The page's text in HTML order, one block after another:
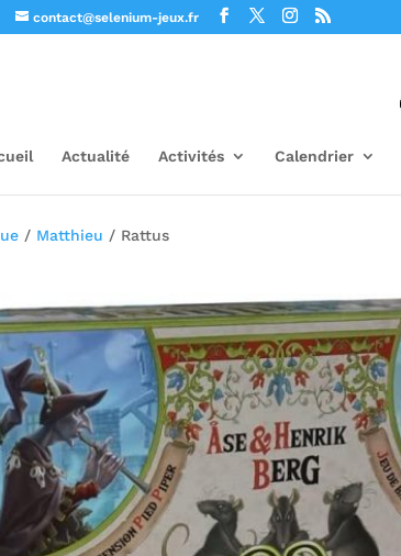
contact@selenium-jeux.fr
Actualité Activités Calendrier
/ Matthieu / Rattus